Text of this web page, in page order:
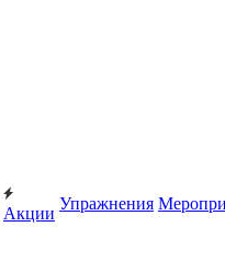
Акции
Упражнения